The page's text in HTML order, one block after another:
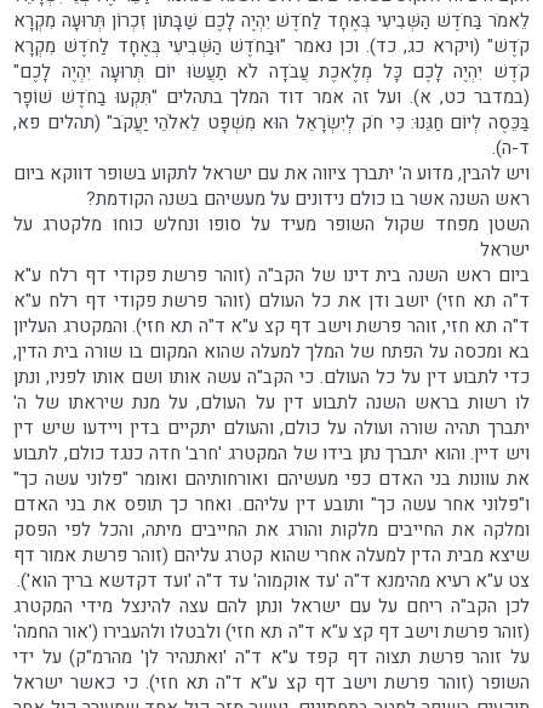
לֵאמֹר בַּחֹדֶשׁ הַשְּׁבִיעִי בְּאֶחָד לַחֹדֶשׁ יִהְיֶה לָכֶם שַׁבָּתוֹן זִכְרוֹן תְּרוּעָה מִקְרָא
קֹדֶשׁ" (ויקרא כג, כד). וכן נאמר "וּבַחֹדֶשׁ הַשְּׁבִיעִי בְּאֶחָד לַחֹדֶשׁ מִקְרָא
קֹדֶשׁ יִהְיֶה לָכֶם כָּל מְלֶאכֶת עֲבֹדָה לֹא תַעֲשׂוּ יוֹם תְּרוּעָה יִהְיֶה לָכֶם"
(במדבר כט, א). ועל זה אמר דוד המלך בתהלים "תִּקְעוּ בַחֹדֶשׁ שׁוֹפָר
בַּכֵּסֶה לְיוֹם חַגֵּנוּ: כִּי חֹק לְיִשְׂרָאֵל הוּא מִשְׁפָּט לֵאלֹהֵי יַעֲקֹב" (תהלים פא,
ד-ה).
ויש להבין, מדוע ה' יתברך ציווה את עם ישראל לתקוע בשופר דווקא ביום
ראש השנה אשר בו כולם נידונים על מעשיהם בשנה הקודמת?
השטן מפחד שקול השופר מעיד על סופו ונחלש כוחו מלקטרג על
ישראל
ביום ראש השנה בית דינו של הקב"ה (זוהר פרשת פקודי דף רלח ע"א
ד"ה תא חזי) יושב ודן את כל העולם (זוהר פרשת פקודי דף רלח ע"א
ד"ה תא חזי, זוהר פרשת וישב דף קצ ע"א ד"ה תא חזי). והמקטרג העליון
בא ומכסה על הפתח של המלך למעלה שהוא המקום בו שורה בית הדין,
כדי לתבוע דין על כל העולם. כי הקב"ה עשה אותו ושם אותו לפניו, ונתן
לו רשות בראש השנה לתבוע דין על העולם, על מנת שיראתו של ה'
יתברך תהיה שורה ועולה על כולם, והעולם יתקיים בדין ויידעו שיש דין
ויש דיין. והוא יתברך נתן בידו של המקטרג 'חרב' חדה כנגד כולם, לתבוע
את עוונות בני האדם כפי מעשיהם ואורחותיהם ואומר "פלוני עשה כך"
ו"פלוני אחר עשה כך" ותובע דין עליהם. ואחר כך תופס את בני האדם
ומלקה את החייבים מלקות והורג את החייבים מיתה, והכל לפי הפסק
שיצא מבית הדין למעלה אחרי שהוא קטרג עליהם (זוהר פרשת אמור דף
צט ע"א רעיא מהימנא ד"ה 'עד אוקמוה' עד ד"ה 'ועד דקדשא בריך הוא').
לכן הקב"ה ריחם על עם ישראל ונתן להם עצה להינצל מידי המקטרג
(זוהר פרשת וישב דף קצ ע"א ד"ה תא חזי) ולבטלו ולהעבירו ('אור החמה'
על זוהר פרשת תצוה דף קפד ע"א ד"ה 'ואתנהיר לן' מהרמ"ק) על ידי
השופר (זוהר פרשת וישב דף קצ ע"א ד"ה תא חזי). כי כאשר ישראל